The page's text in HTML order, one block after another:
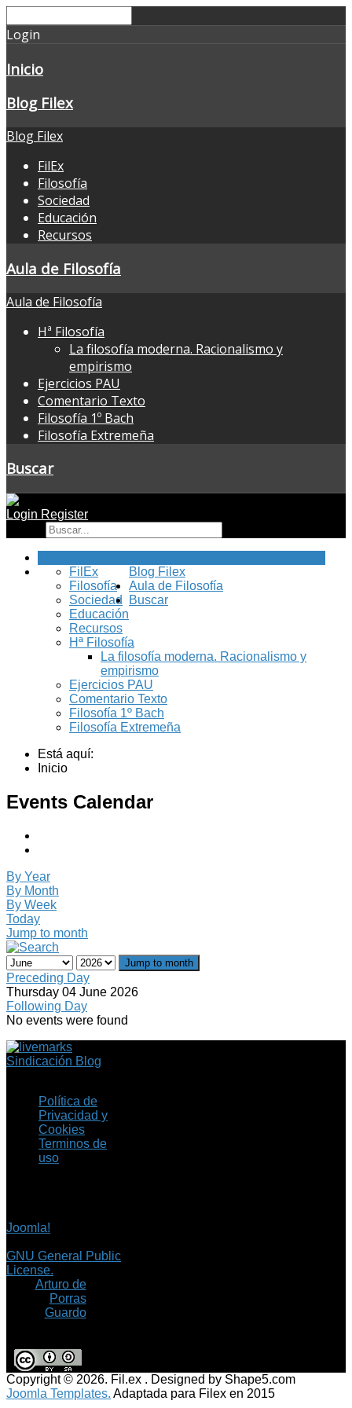
Login
Inicio
Blog Filex
Blog Filex
FilEx
Filosofía
Sociedad
Educación
Recursos
Aula de Filosofía
Aula de Filosofía
Hª Filosofía
La filosofía moderna. Racionalismo y
empirismo
Ejercicios PAU
Comentario Texto
Filosofía 1º Bach
Filosofía Extremeña
Buscar
Login Register
Blog Filex
FilEx
Filosofía
Sociedad
Educación
Recursos
Aula de Filosofía
Hª Filosofía
La filosofía moderna. Racionalismo y
empirismo
Ejercicios PAU
Comentario Texto
Filosofía 1º Bach
Filosofía Extremeña
Buscar
Está aquí:
Inicio
Events Calendar
By Year
By Month
By Week
Today
Jump to month
Jump to month
Preceding Day
Thursday 04 June 2026
Following Day
No events were found
Sindicación Blog
Política de
Privacidad y
Cookies
Terminos de
uso
Joomla!
GNU General Public
License.
Arturo de
Porras
Guardo
Copyright © 2026. Fil.ex . Designed by Shape5.com
Joomla Templates. Adaptada para Filex en 2015